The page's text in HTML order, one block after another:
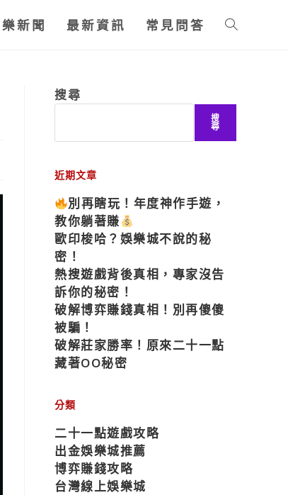
新聞 最新資訊 常見問答
搜尋
搜
尋
近期文章
別再瞎玩！年度神作手遊，
教你躺著賺
歐印梭哈？娛樂城不說的秘
密！
熱搜遊戲背後真相，專家沒告
訴你的秘密！
破解博弈賺錢真相！別再傻傻
被騙！
破解莊家勝率！原來二十一點
藏著OO秘密
分類
二十一點遊戲攻略
出金娛樂城推薦
博弈賺錢攻略
台灣線上娛樂城